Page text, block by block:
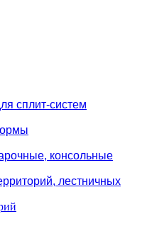
сплит-систем
консольные
лестничных